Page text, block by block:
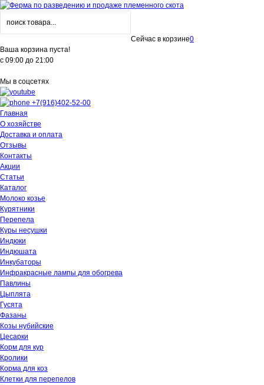
Сейчас в корзине0
Ваша корзина пуста!
с 09:00 до 21:00
Мы в соцсетях
+7(916)402-52-00
Главная
О хозяйстве
Доставка и оплата
Отзывы
Контакты
Акции
Статьи
Каталог
Молоко козье
Курятники
Перепела
Куры несушки
Индюки
Индюшата
Инкубаторы
Инфракрасные лампы для обогрева
Павлины
Цыплята
Гусята
Фазаны
Козы нубийские
Цесарки
Корм для кур
Кролики
Корма для коз
Клетки для перепелов